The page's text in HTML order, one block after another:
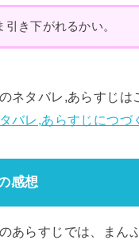
引き下がれるかい。
ネタバレ,あらすじは
バレ,あらすじにつづ
感想
あらすじでは、まん